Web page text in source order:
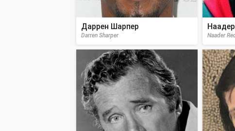
Даррен Шарпер
Darren Sharper Naader